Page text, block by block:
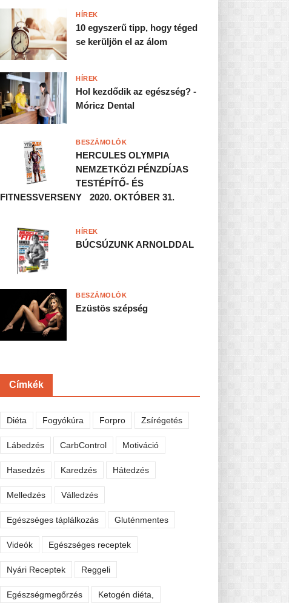
10 egyszerű tipp, hogy téged
se kerüljön el az álom
HÍREK
Hol kezdődik az egészség? -
Móricz Dental
HÍREK
HERCULES OLYMPIA
NEMZETKÖZI PÉNZDÍJAS
TESTÉPÍTŐ- ÉS
FITNESSVERSENY 2020. OKTÓBER 31.
BESZÁMOLÓK
BÚCSÚZUNK ARNOLDDAL
HÍREK
Ezüstös szépség
BESZÁMOLÓK
Címkék
Diéta Fogyókúra Forpro Zsírégetés
Lábedzés CarbControl Motiváció
Hasedzés Karedzés Hátedzés
Melledzés Válledzés
Egészséges táplálkozás Gluténmentes
Videók Egészséges receptek
Nyári Receptek Reggeli
Egészségmegőrzés Ketogén diéta,